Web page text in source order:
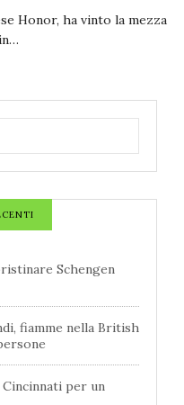
Honor, ha vinto la mezza
Schengen
fiamme nella British
per un